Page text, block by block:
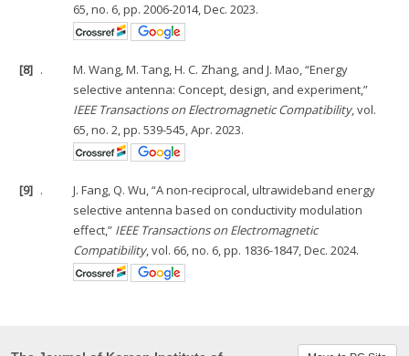
65, no. 6, pp. 2006-2014, Dec. 2023.
[8] .
M. Wang, M. Tang, H. C. Zhang, and J. Mao, “Energy
selective antenna: Concept, design, and experiment,”
IEEE Transactions on Electromagnetic Compatibility, vol.
65, no. 2, pp. 539-545, Apr. 2023.
[9] .
J. Fang, Q. Wu, “A non-reciprocal, ultrawideband energy
selective antenna based on conductivity modulation
effect,” IEEE Transactions on Electromagnetic
Compatibility, vol. 66, no. 6, pp. 1836-1847, Dec. 2024.